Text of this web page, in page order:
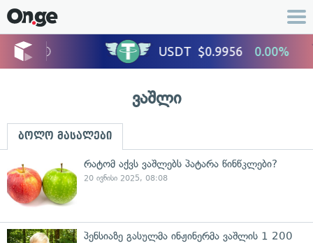
ვაშლი
ბოლო მასალები
რატომ აქვს ვაშლებს პატარა წინწკლები?
20 ივნისი 2025, 08:08
პენსიაზე გასულმა ინჟინერმა ვაშლის 1 200